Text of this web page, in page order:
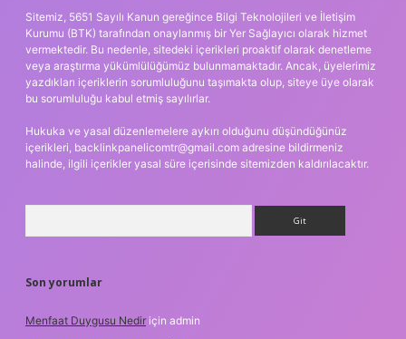
Sitemiz, 5651 Sayılı Kanun gereğince Bilgi Teknolojileri ve İletişim
Kurumu (BTK) tarafından onaylanmış bir Yer Sağlayıcı olarak hizmet
vermektedir. Bu nedenle, sitedeki içerikleri proaktif olarak denetleme
veya araştırma yükümlülüğümüz bulunmamaktadır. Ancak, üyelerimiz
yazdıkları içeriklerin sorumluluğunu taşımakta olup, siteye üye olarak
bu sorumluluğu kabul etmiş sayılırlar.
Hukuka ve yasal düzenlemelere aykırı olduğunu düşündüğünüz
içerikleri, backlinkpanelicomtr@gmail.com adresine bildirmeniz
halinde, ilgili içerikler yasal süre içerisinde sitemizden kaldırılacaktır.
Son yorumlar
Menfaat Duygusu Nedir için admin